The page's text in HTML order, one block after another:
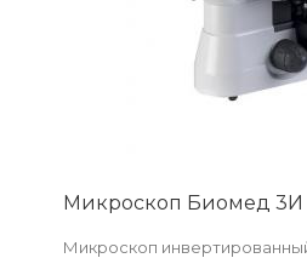
Микроскоп Биомед
Микроскоп